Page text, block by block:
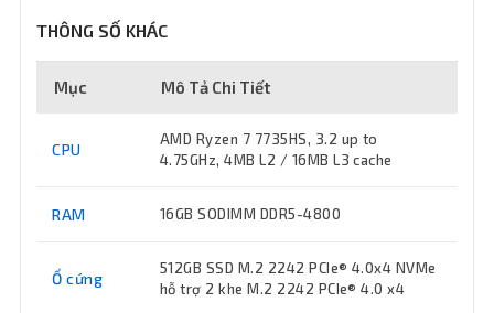
THÔNG SỐ KHÁC
Mục Mô Tả Chi Tiết
CPU
AMD Ryzen 7 7735HS, 3.2 up to
4.75GHz, 4MB L2 / 16MB L3 cache
RAM 16GB SODIMM DDR5-4800
Ổ cứng
512GB SSD M.2 2242 PCIe® 4.0x4 NVMe
hỗ trợ 2 khe M.2 2242 PCIe® 4.0 x4